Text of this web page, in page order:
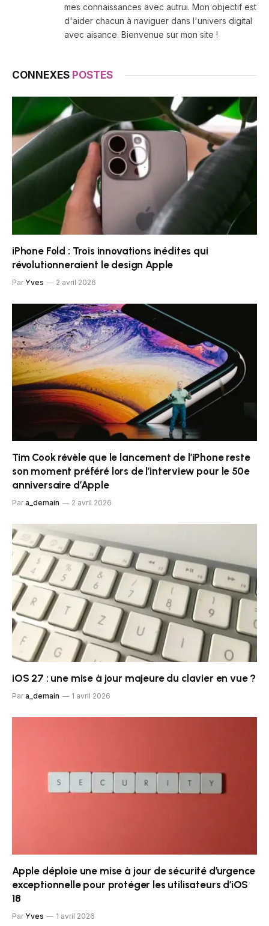
mes connaissances avec autrui. Mon objectif est
d'aider chacun à naviguer dans l'univers digital
avec aisance. Bienvenue sur mon site !
CONNEXES POSTES
iPhone Fold : Trois innovations inédites qui
révolutionneraient le design Apple
Par Yves 2 avril 2026
Tim Cook révèle que le lancement de l’iPhone reste
son moment préféré lors de l’interview pour le 50e
anniversaire d’Apple
Par a_demain 2 avril 2026
iOS 27 : une mise à jour majeure du clavier en vue ?
Par a_demain 1 avril 2026
Apple déploie une mise à jour de sécurité d’urgence
exceptionnelle pour protéger les utilisateurs d’iOS
18
Par Yves 1 avril 2026